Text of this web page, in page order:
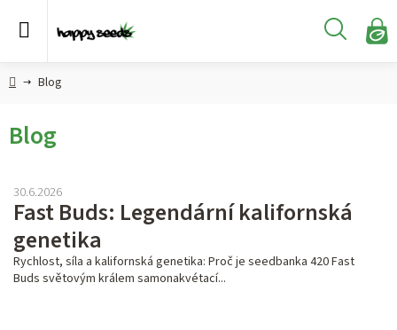
Hledat
Semena
CBD,
konopí
Konopné
produkty
HlavníBlog
Blog
V
ý
p
i
Fast Buds: Legendární kalifornská
genetika
30.6.2026
Rychlost, síla a kalifornská genetika: Proč je seedbanka 420 Fast
Buds světovým králem samonakvétací...